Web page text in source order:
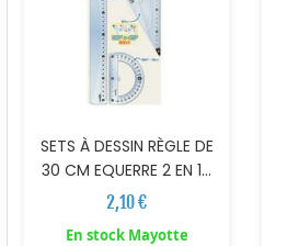
SETS À DESSIN RÈGLE DE
30 CM EQUERRE 2 EN 1...
2,10 €
En stock Mayotte